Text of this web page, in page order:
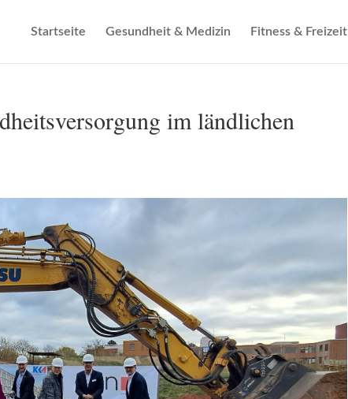
Startseite Gesundheit & Medizin Fitness & Freizeit
im ländlichen